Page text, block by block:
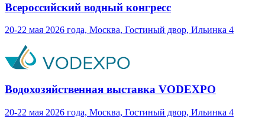
Всероссийский водный конгресс
20-22 мая 2026 года, Москва, Гостиный двор, Ильинка 4
Водохозяйственная выставка VODEXPO
20-22 мая 2026 года, Москва, Гостиный двор, Ильинка 4